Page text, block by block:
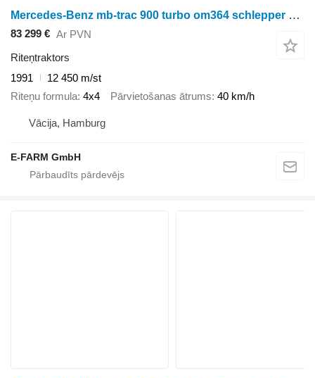
Mercedes-Benz mb-trac 900 turbo om364 schlepper oldtimer
83 299 € Ar PVN
Riteņtraktors
1991
12 450 m/st
Riteņu formula 4x4 Pārvietošanas ātrums 40 km/h
Vācija, Hamburg
E-FARM GmbH